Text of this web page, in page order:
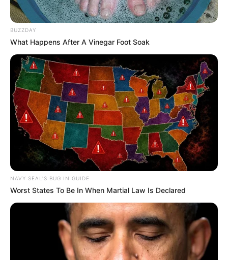
BUZZDAY
What Happens After A Vinegar Foot Soak
NAVY SEAL'S BUG IN GUIDE
Worst States To Be In When Martial Law Is Declared